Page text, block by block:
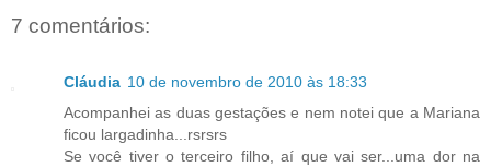
7 comentários:
Cláudia 10 de novembro de 2010 às 18:33
Acompanhei as duas gestações e nem notei que a Mariana
ficou largadinha...rsrsrs
Se você tiver o terceiro filho, aí que vai ser...uma dor na